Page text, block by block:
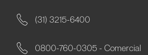
(31) 3215-6400
0800-760-0305 - Comercial